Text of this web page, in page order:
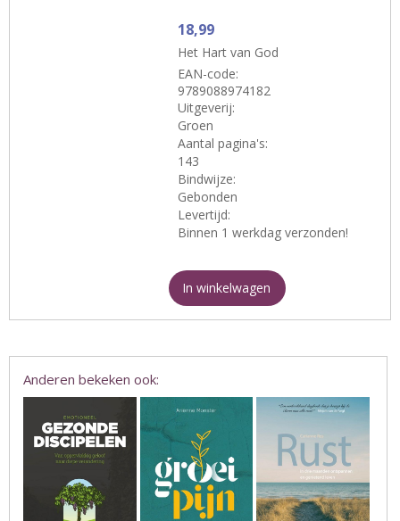
18,99
Het Hart van God
EAN-code:
9789088974182
Uitgeverij:
Groen
Aantal pagina's:
143
Bindwijze:
Gebonden
Levertijd:
Binnen 1 werkdag verzonden!
In winkelwagen
Anderen bekeken ook: